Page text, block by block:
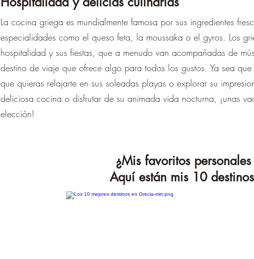
La cocina griega es mundialmente famosa por sus ingredientes
especialidades como el queso feta, la moussaka o el gyros. Los
hospitalidad y sus fiestas, que a menudo van acompañadas de
destino de viaje que ofrece algo para todos los gustos. Ya sea
que quieras relajarte en sus soleadas playas o explorar su
deliciosa cocina o disfrutar de su animada vida nocturna, ¡unas
elección!
¿Mis favoritos
Aquí están mis 10